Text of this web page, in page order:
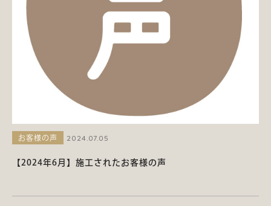
お客様の声 2024.07.05
【2024年6月】施工されたお客様の声